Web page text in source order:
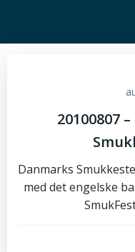
20100807
Danmarks
med det engelske